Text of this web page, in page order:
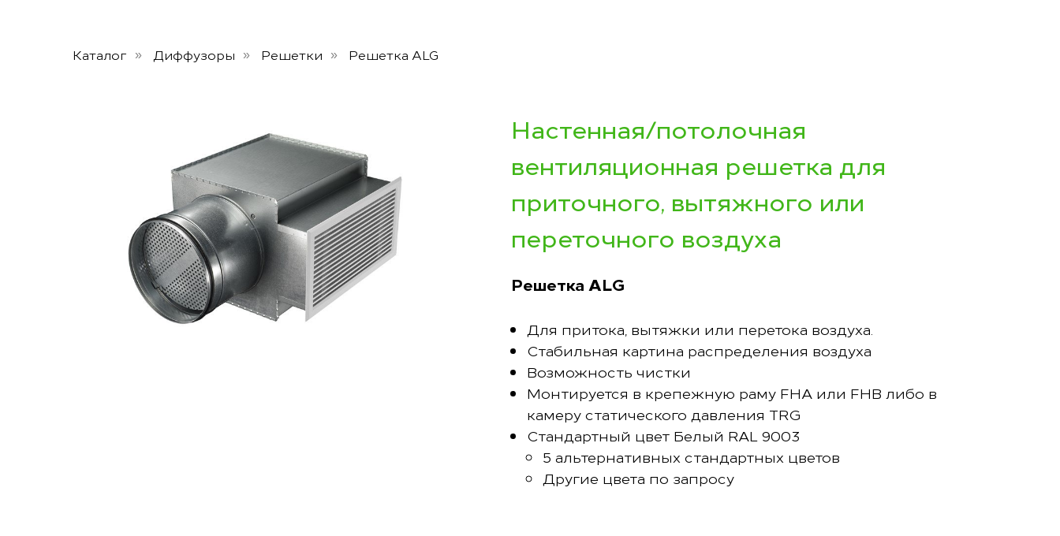
Каталог » Диффузоры » Решетки » Решетка ALG
Настенная/потолочная
вентиляционная решетка для
приточного, вытяжного или
переточного воздуха
Решетка ALG
Для притока, вытяжки или перетока воздуха.
Стабильная картина распределения воздуха
Возможность чистки
Монтируется в крепежную раму FHА или FHB либо в
камеру статического давления TRG
Стандартный цвет Белый RAL 9003
5 альтернативных стандартных цветов
Другие цвета по запросу